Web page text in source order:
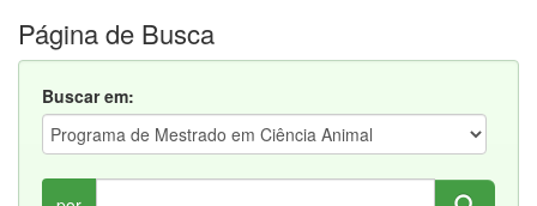
Página de Busca
Buscar em: